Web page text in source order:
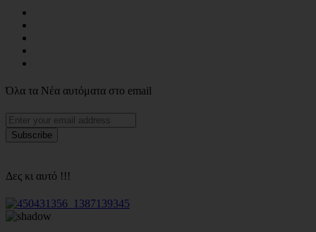
Όλα τα Νέα αυτόματα στο email
Δες κι αυτό !!!